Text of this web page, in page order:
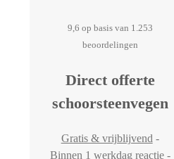
9,6 op basis van 1.253
beoordelingen
Direct offerte
schoorsteenvegen
Gratis & vrijblijvend -
Binnen 1 werkdag reactie -